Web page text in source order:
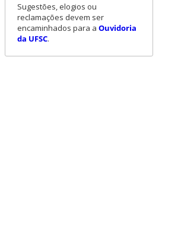
Sugestões, elogios ou
reclamações devem ser
encaminhados para a Ouvidoria
da UFSC.